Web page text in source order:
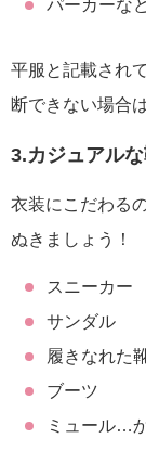
パーカーな
平服と記載され
断できない場合
3.カジュアル
衣装にこだわる
ぬきましょう！
スニーカー
サンダル
履きなれた
ブーツ
ミュール…